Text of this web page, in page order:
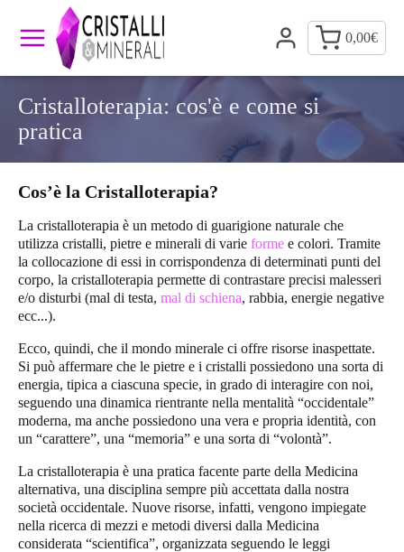
0,00€
Cristalloterapia: cos'è e come si
pratica
Cos’è la Cristalloterapia?
La cristalloterapia è un metodo di guarigione naturale che
utilizza cristalli, pietre e minerali di varie forme e colori. Tramite
la collocazione di essi in corrispondenza di determinati punti del
corpo, la cristalloterapia permette di contrastare precisi malesseri
e/o disturbi (mal di testa, mal di schiena, rabbia, energie negative
ecc...).
Ecco, quindi, che il mondo minerale ci offre risorse inaspettate.
Si può affermare che le pietre e i cristalli possiedono una sorta di
energia, tipica a ciascuna specie, in grado di interagire con noi,
seguendo una dinamica rientrante nella mentalità “occidentale”
moderna, ma anche possiedono una vera e propria identità, con
un “carattere”, una “memoria” e una sorta di “volontà”.
La cristalloterapia è una pratica facente parte della Medicina
alternativa, una disciplina sempre più accettata dalla nostra
società occidentale. Nuove risorse, infatti, vengono impiegate
nella ricerca di mezzi e metodi diversi dalla Medicina
considerata “scientifica”, organizzata seguendo le leggi